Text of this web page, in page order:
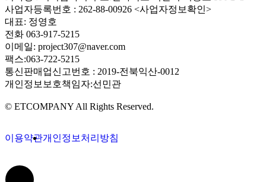
사업자등록번호 : 262-88-00926 <사업자정보확인>
대표: 정영호
전화 063-917-5215
이메일: project307@naver.com
팩스:063-722-5215
통신판매업신고번호 : 2019-전북익산-0012
개인정보보호책임자:선민관
© ETCOMPANY All Rights Reserved.
이용약관개인정보처리방침